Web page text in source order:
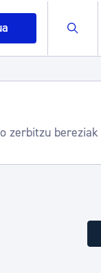
Buscar
Kultura, San